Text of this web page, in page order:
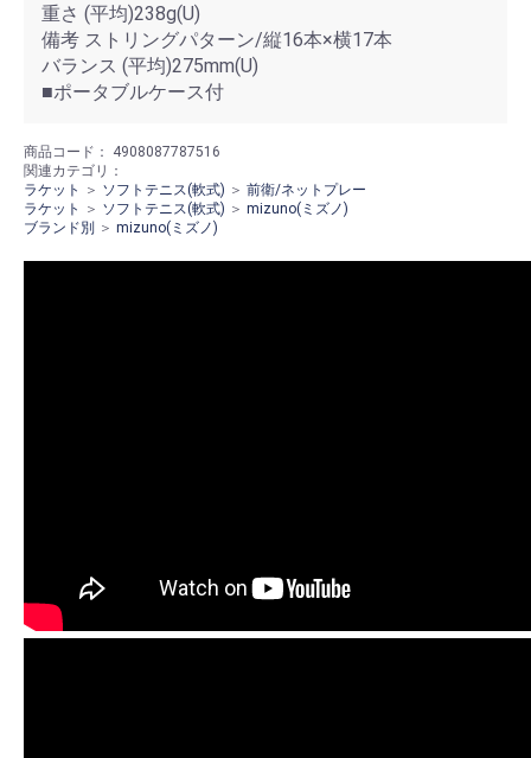
重さ (平均)238g(U)
備考 ストリングパターン/縦16本×横17本
バランス (平均)275mm(U)
■ポータブルケース付
商品コード： 4908087787516
関連カテゴリ：
ラケット
＞ ソフトテニス(軟式) ＞ 前衛/ネットプレー
ラケット
＞ ソフトテニス(軟式) ＞ mizuno(ミズノ)
ブランド別
＞ mizuno(ミズノ)